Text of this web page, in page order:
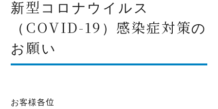
新型コロナウイルス
（COVID-19）感染症対策の
お願い
お客様各位